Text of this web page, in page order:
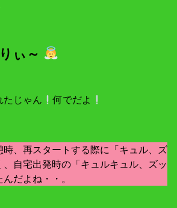
ぃ～
たじゃん 何でだよ
、再スタートする際に「キュル、ズ
自宅出発時の「キュルキュル、ズッ
だよね・・。